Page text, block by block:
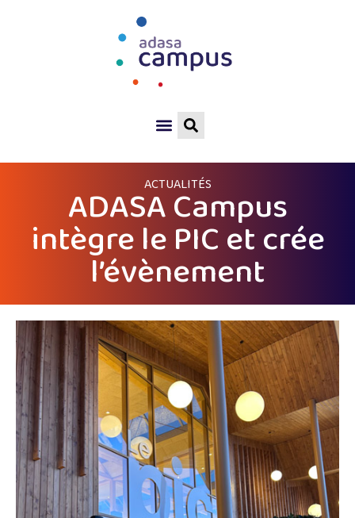
ACTUALITÉS
ADASA Campus
intègre le PIC et crée
l’évènement